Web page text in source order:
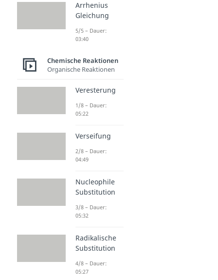
Arrhenius
Gleichung
5/5 – Dauer:
03:40
Chemische Reaktionen
Organische Reaktionen
Veresterung
1/8 – Dauer:
05:22
Verseifung
2/8 – Dauer:
04:49
Nucleophile
Substitution
3/8 – Dauer:
05:32
Radikalische
Substitution
4/8 – Dauer:
05:27